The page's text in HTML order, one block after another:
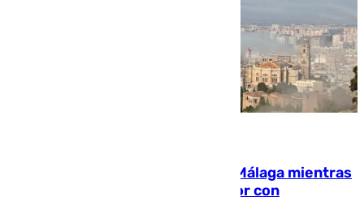
El taró tiñe de niebla la costa de Málaga mientras
el calor se concentra en el interior con